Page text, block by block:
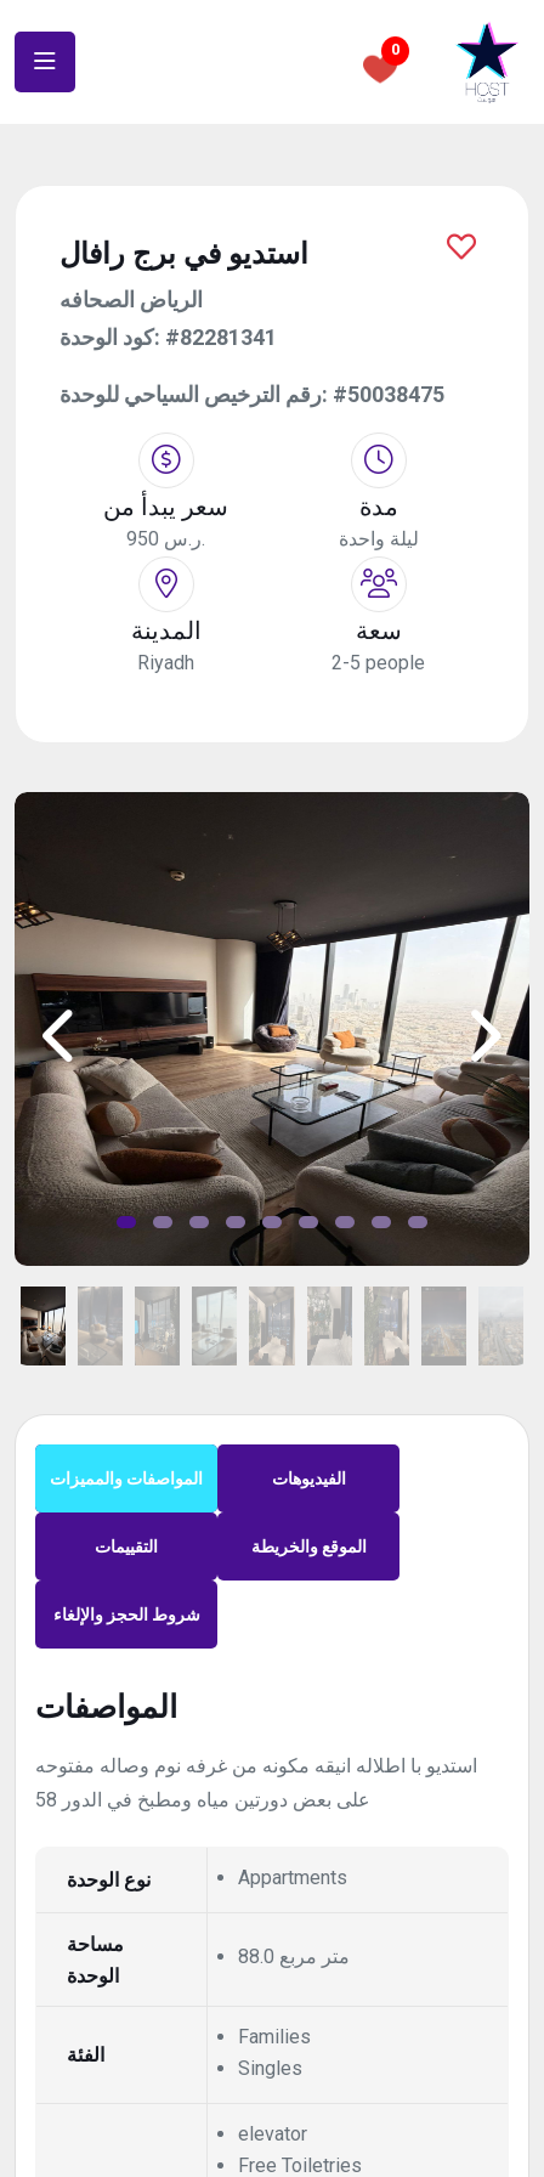
0
استديو في برج رافال
الرياض الصحافه
كود الوحدة: #82281341
رقم الترخيص السياحي للوحدة: #50038475
سعر يبدأ من
950 ر.س.
مدة
ليلة واحدة
المدينة
Riyadh
سعة
2-5 people
المواصفات والمميزات الفيديوهات
التقييمات الموقع والخريطة
شروط الحجز والإلغاء
المواصفات
استديو با اطلاله انيقه مكونه من غرفه نوم وصاله مفتوحه
على بعض دورتين مياه ومطبخ في الدور 58
نوع الوحدة Appartments
مساحة
الوحدة
88.0 متر مربع
الفئة
Families
Singles
elevator
Free Toiletries